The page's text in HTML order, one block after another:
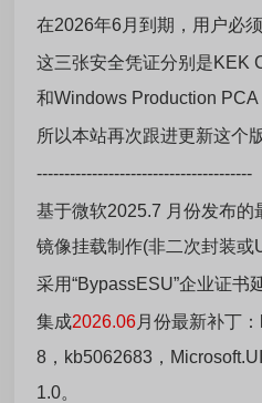
在2026年6月到期，用户必
这三张安全凭证分别是KEK
和Windows Production PCA
所以本站再次跟进更新这个
---------------------------------------
基于微软2025.7 月份发布的
镜像挂载制作(非二次封装或
采用“BypassESU”企业证书
集成2026.06月份最新补丁
8，kb5062683，
1.0。